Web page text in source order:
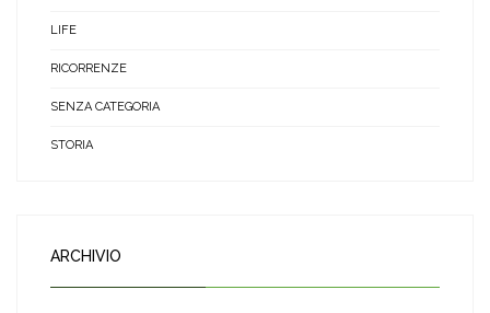
LIFE
RICORRENZE
SENZA CATEGORIA
STORIA
ARCHIVIO